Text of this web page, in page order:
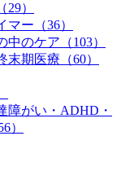
）
ー（36）
のケア（103）
期医療（60）
障がい・ADHD・
）